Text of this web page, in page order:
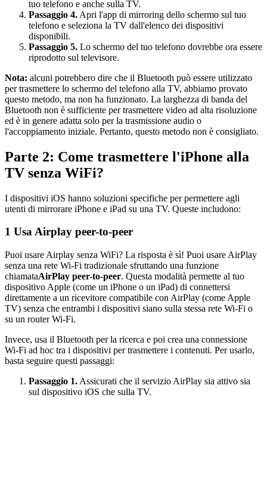
tuo telefono e anche sulla TV.
Passaggio 4. Apri l'app di mirroring dello schermo sul tuo
telefono e seleziona la TV dall'elenco dei dispositivi
disponibili.
Passaggio 5. Lo schermo del tuo telefono dovrebbe ora essere
riprodotto sul televisore.
Nota: alcuni potrebbero dire che il Bluetooth può essere utilizzato
per trasmettere lo schermo del telefono alla TV, abbiamo provato
questo metodo, ma non ha funzionato. La larghezza di banda del
Bluetooth non è sufficiente per trasmettere video ad alta risoluzione
ed è in genere adatta solo per la trasmissione audio o
l'accoppiamento iniziale. Pertanto, questo metodo non è consigliato.
Parte 2: Come trasmettere l'iPhone alla
TV senza WiFi?
I dispositivi iOS hanno soluzioni specifiche per permettere agli
utenti di mirrorare iPhone e iPad su una TV. Queste includono:
1 Usa Airplay peer-to-peer
Puoi usare Airplay senza WiFi? La risposta è sì! Puoi usare AirPlay
senza una rete Wi-Fi tradizionale sfruttando una funzione
chiamataAirPlay peer-to-peer. Questa modalità permette al tuo
dispositivo Apple (come un iPhone o un iPad) di connettersi
direttamente a un ricevitore compatibile con AirPlay (come Apple
TV) senza che entrambi i dispositivi siano sulla stessa rete Wi-Fi o
su un router Wi-Fi.
Invece, usa il Bluetooth per la ricerca e poi crea una connessione
Wi-Fi ad hoc tra i dispositivi per trasmettere i contenuti. Per usarlo,
basta seguire questi passaggi:
Passaggio 1. Assicurati che il servizio AirPlay sia attivo sia
sul dispositivo iOS che sulla TV.